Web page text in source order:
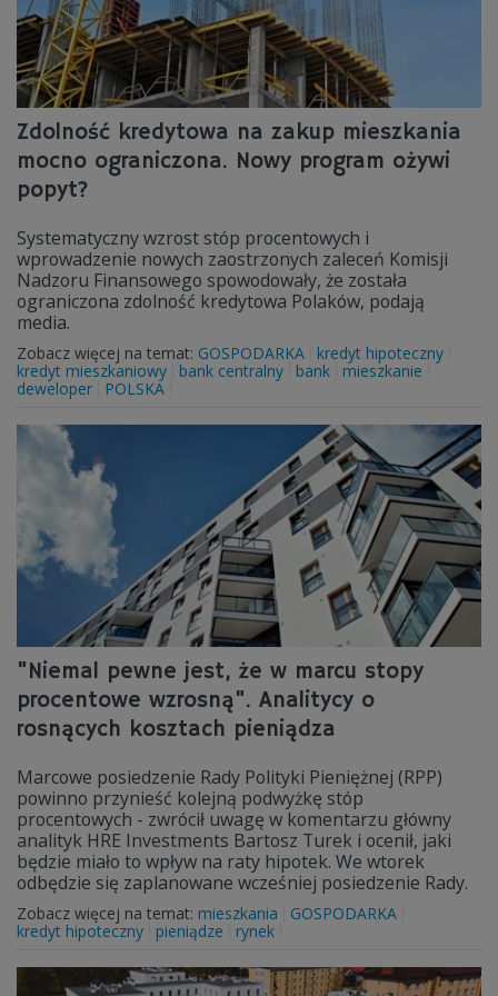
Zdolność kredytowa na zakup mieszkania
mocno ograniczona. Nowy program ożywi
popyt?
Systematyczny wzrost stóp procentowych i
wprowadzenie nowych zaostrzonych zaleceń Komisji
Nadzoru Finansowego spowodowały, że została
ograniczona zdolność kredytowa Polaków, podają
media.
Zobacz więcej na temat: GOSPODARKA
kredyt hipoteczny
kredyt mieszkaniowy
bank centralny bank
mieszkanie
deweloper
POLSKA
"Niemal pewne jest, że w marcu stopy
procentowe wzrosną". Analitycy o
rosnących kosztach pieniądza
Marcowe posiedzenie Rady Polityki Pieniężnej (RPP)
powinno przynieść kolejną podwyżkę stóp
procentowych - zwrócił uwagę w komentarzu główny
analityk HRE Investments Bartosz Turek i ocenił, jaki
będzie miało to wpływ na raty hipotek. We wtorek
odbędzie się zaplanowane wcześniej posiedzenie Rady.
Zobacz więcej na temat: mieszkania
GOSPODARKA
kredyt hipoteczny
pieniądze rynek